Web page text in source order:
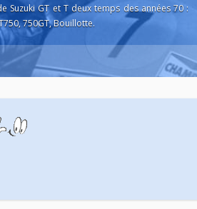
Suzuki GT et T deux temps des années 70 :
750GT, Bouillotte.